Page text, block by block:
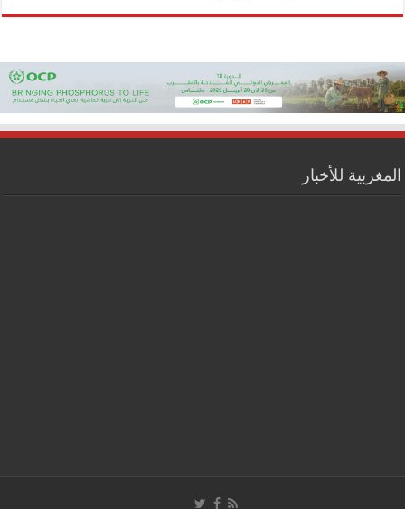
المغربية للأخبار